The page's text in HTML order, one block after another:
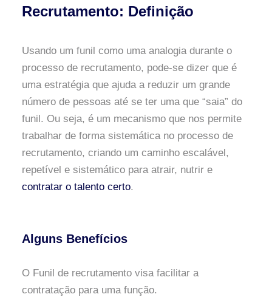
Recrutamento: Definição
Usando um funil como uma analogia durante o
processo de recrutamento, pode-se dizer que é
uma estratégia que ajuda a reduzir um grande
número de pessoas até se ter uma que “saia” do
funil. Ou seja, é um mecanismo que nos permite
trabalhar de forma sistemática no processo de
recrutamento, criando um caminho escalável,
repetível e sistemático para atrair, nutrir e
contratar o talento certo.
Alguns Benefícios
O Funil de recrutamento visa facilitar a
contratação para uma função.